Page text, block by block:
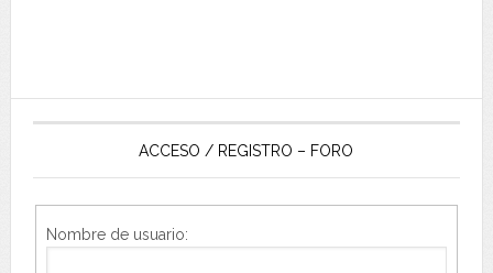
ACCESO / REGISTRO – FORO
Nombre de usuario: